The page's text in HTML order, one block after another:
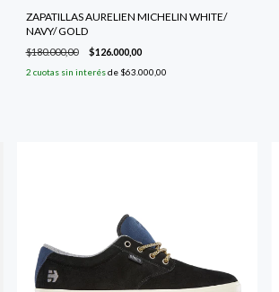
ZAPATILLAS AURELIEN MICHELIN WHITE/
NAVY/ GOLD
$180.000,00 $126.000,00
2 cuotas sin interésde $63.000,00